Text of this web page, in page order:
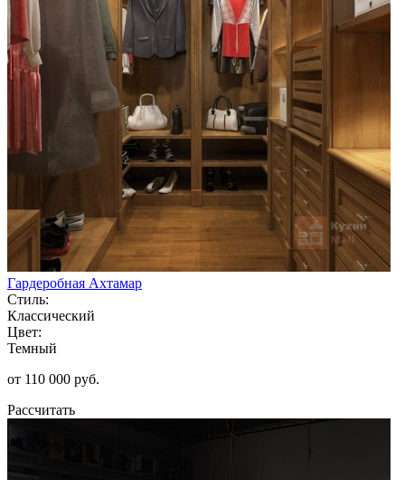
Гардеробная Ахтамар
Стиль:
Классический
Цвет:
Темный
от 110 000 руб.
Рассчитать